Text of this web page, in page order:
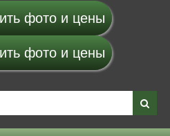
фото и цены
фото и цены